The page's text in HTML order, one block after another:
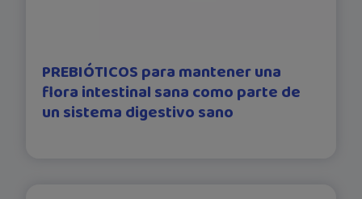
PREBIÓTICOS para mantener una
flora intestinal sana como parte de
un sistema digestivo sano